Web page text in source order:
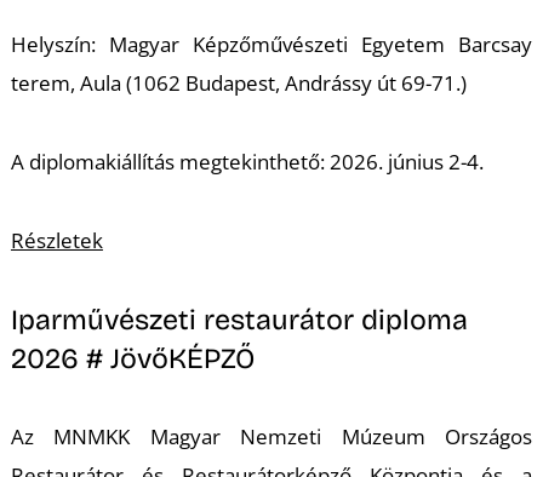
Helyszín: Magyar Képzőművészeti Egyetem Barcsay
terem, Aula (1062 Budapest, Andrássy út 69-71.)
A diplomakiállítás megtekinthető: 2026. június 2-4.
Részletek
Iparművészeti restaurátor diploma
2026 # JövőKÉPZŐ
Az MNMKK Magyar Nemzeti Múzeum Országos